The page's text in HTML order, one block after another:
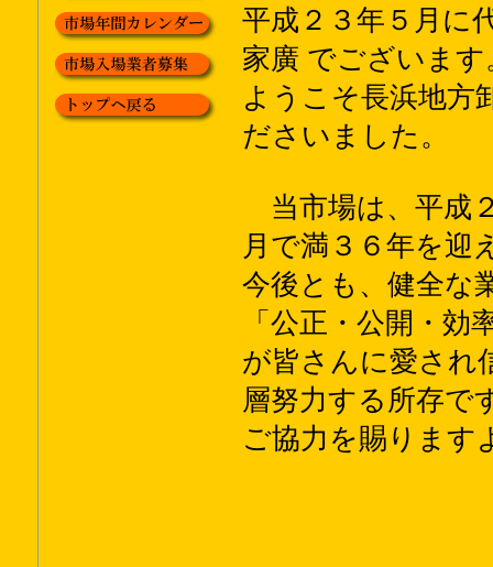
平成２３年５月に
家廣 でございます
ようこそ長浜地方
ださいました。
当市場は、平成
月で満３６年を迎
今後とも、健全な
「公正・公開・
が皆さんに愛され
層努力する所存で
ご協力を賜ります